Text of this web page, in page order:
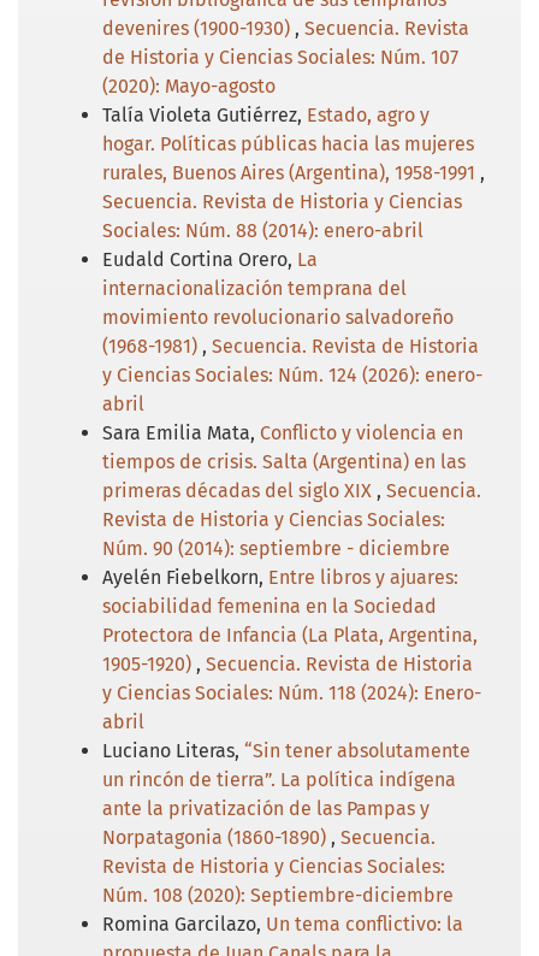
devenires (1900-1930) , Secuencia. Revista
de Historia y Ciencias Sociales: Núm. 107
(2020): Mayo-agosto
Talía Violeta Gutiérrez, Estado, agro y
hogar. Políticas públicas hacia las mujeres
rurales, Buenos Aires (Argentina), 1958-1991 ,
Secuencia. Revista de Historia y Ciencias
Sociales: Núm. 88 (2014): enero-abril
Eudald Cortina Orero, La
internacionalización temprana del
movimiento revolucionario salvadoreño
(1968-1981) , Secuencia. Revista de Historia
y Ciencias Sociales: Núm. 124 (2026): enero-
abril
Sara Emilia Mata, Conflicto y violencia en
tiempos de crisis. Salta (Argentina) en las
primeras décadas del siglo XIX , Secuencia.
Revista de Historia y Ciencias Sociales:
Núm. 90 (2014): septiembre - diciembre
Ayelén Fiebelkorn, Entre libros y ajuares:
sociabilidad femenina en la Sociedad
Protectora de Infancia (La Plata, Argentina,
1905-1920) , Secuencia. Revista de Historia
y Ciencias Sociales: Núm. 118 (2024): Enero-
abril
Luciano Literas, “Sin tener absolutamente
un rincón de tierra”. La política indígena
ante la privatización de las Pampas y
Norpatagonia (1860-1890) , Secuencia.
Revista de Historia y Ciencias Sociales:
Núm. 108 (2020): Septiembre-diciembre
Romina Garcilazo, Un tema conflictivo: la